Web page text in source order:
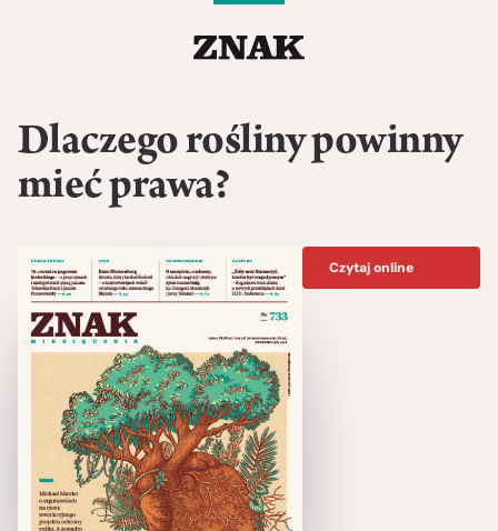
Dlaczego rośliny powinny
mieć prawa?
Czytaj online